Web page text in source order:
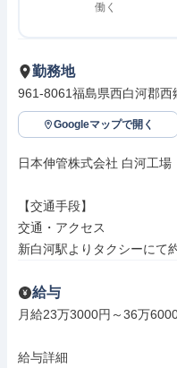
働く
勤務地
961-8061福島県西白河郡西
Googleマップで開く
日本伸管株式会社 白河工場
【交通手段】
交通・アクセス
新白河駅よりタクシーにて
給与
月給23万3000円～36万
給与詳細